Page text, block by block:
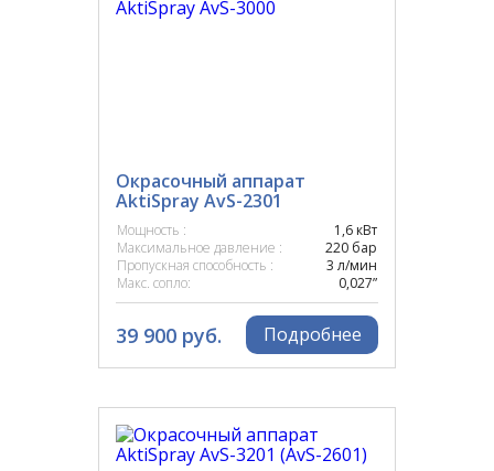
DINO POWER
GUTUBAO
Окрасочный аппарат
AktiSpray AvS-2301
Мощность :
1,6 кВт
Максимальное давление :
220 бар
Пропускная способность :
3 л/мин
Макс. сопло:
0,027”
39 900 руб. Подробнее